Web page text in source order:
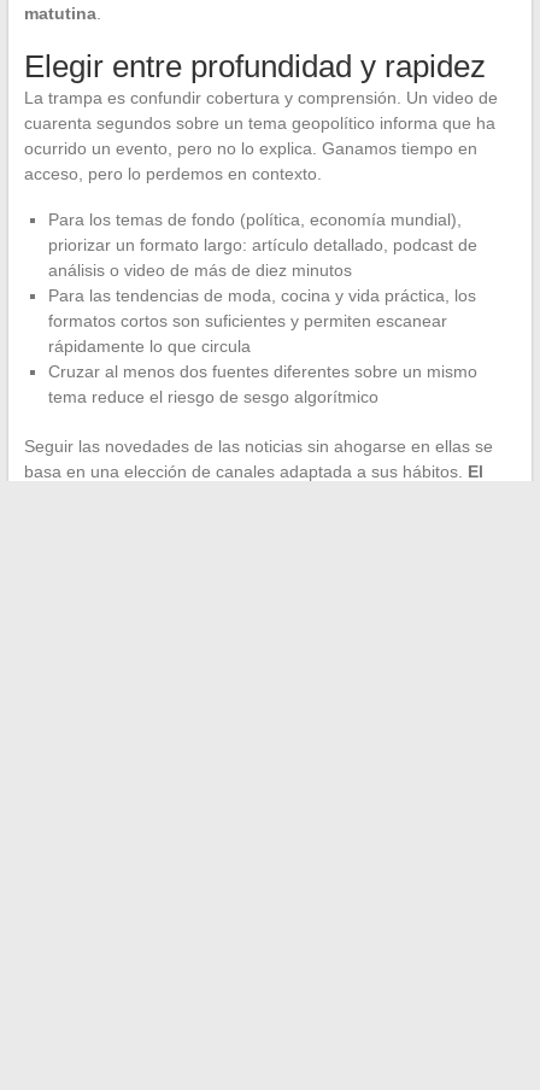
matutina.
Elegir entre profundidad y rapidez
La trampa es confundir cobertura y comprensión. Un video de
cuarenta segundos sobre un tema geopolítico informa que ha
ocurrido un evento, pero no lo explica. Ganamos tiempo en
acceso, pero lo perdemos en contexto.
Para los temas de fondo (política, economía mundial),
priorizar un formato largo: artículo detallado, podcast de
análisis o video de más de diez minutos
Para las tendencias de moda, cocina y vida práctica, los
formatos cortos son suficientes y permiten escanear
rápidamente lo que circula
Cruzar al menos dos fuentes diferentes sobre un mismo
tema reduce el riesgo de sesgo algorítmico
Seguir las novedades de las noticias sin ahogarse en ellas se
basa en una elección de canales adaptada a sus hábitos. El